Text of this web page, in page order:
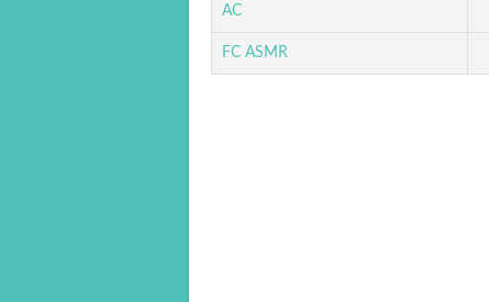
AC
FC ASMR